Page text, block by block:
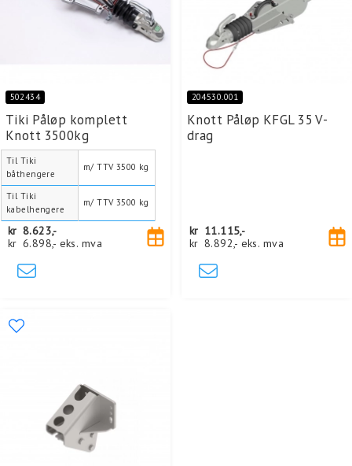
502434
Tiki Påløp komplett
Knott 3500kg
Til Tiki
båthengere
m/ TTV 3500 kg
Til Tiki
kabelhengere
m/ TTV 3500 kg
kr 8.623,-
kr 6.898,- eks. mva
204530.001
Knott Påløp KFGL 35 V-
drag
kr 11.115,-
kr 8.892,- eks. mva